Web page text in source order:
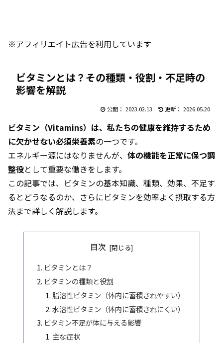
※アフィリエイト広告を利用しています
ビタミンとは？その種類・役割・不足時の
影響を解説
2023.02.13 2026.05.20
ビタミン（Vitamins）は、私たちの健康を維持するため
に欠かせない必須栄養素の一つです。
エネルギー源にはなりませんが、 体の機能を正常に保つ調
整役として重要な働きをします。
この記事では、ビタミンの基本知識、種類、効果、不足す
るとどうなるのか、さらにビタミンを効率よく摂取する方
法まで詳しく解説します。
目次
ビタミンとは？
ビタミンの種類と役割
脂溶性ビタミン（体内に蓄積されやすい）
水溶性ビタミン（体内に蓄積されにくい）
ビタミン不足が体に与える影響
主な症状